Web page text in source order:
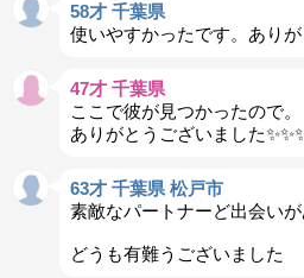
58才 千葉県
使いやすかったです。ありが
47才 千葉県
ここで彼が見つかったので。
ありがとうございました
63才 千葉県 松戸市
素敵なパートナーど出会い
どうも有難うございました